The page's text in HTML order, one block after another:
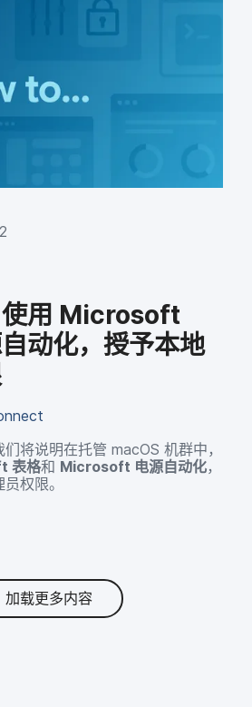
用 Microsoft
动化，​授予​本​地​
将​说明​在​托管 macOS 机群​中，​
表格和 Microsoft 电源​自动化，​
权限。
加载更多内容